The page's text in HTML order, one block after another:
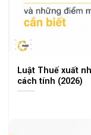
Luật Thuế xuất
cách tính (2026)